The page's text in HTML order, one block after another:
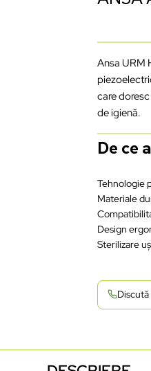
Ansa URM
care
de igienă.
De ce
Tehnologie
Materiale
Design
Sterilizare